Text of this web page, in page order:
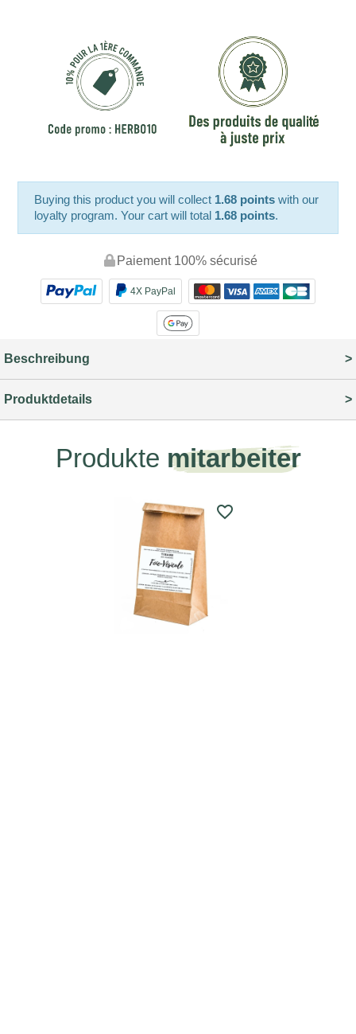
Buying this product you will collect 1.68 points with our
loyalty program. Your cart will total 1.68 points.
Paiement 100% sécurisé
4X PayPal
Beschreibung
Produktdetails
Produkte mitarbeiter
favorite_border